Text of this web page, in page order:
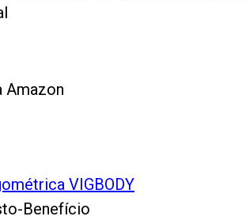
Amazon
VIGBODY
Benefício